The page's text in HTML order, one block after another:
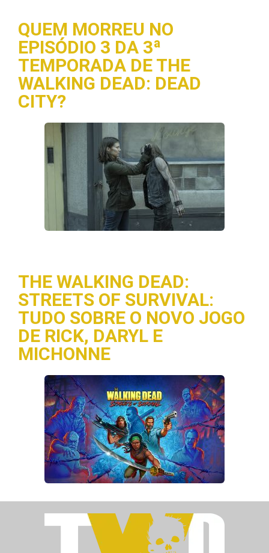
QUEM MORREU NO
EPISÓDIO 3 DA 3ª
TEMPORADA DE THE
WALKING DEAD: DEAD
CITY?
THE WALKING DEAD:
STREETS OF SURVIVAL:
TUDO SOBRE O NOVO JOGO
DE RICK, DARYL E
MICHONNE